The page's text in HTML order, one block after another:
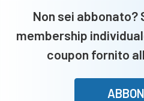
Non sei
membership
coupon fornito